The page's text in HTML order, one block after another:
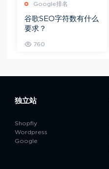
Google排名
谷歌SEO字符数有什么
要求？
760
独立站
Shopfiy
Wordpress
Google